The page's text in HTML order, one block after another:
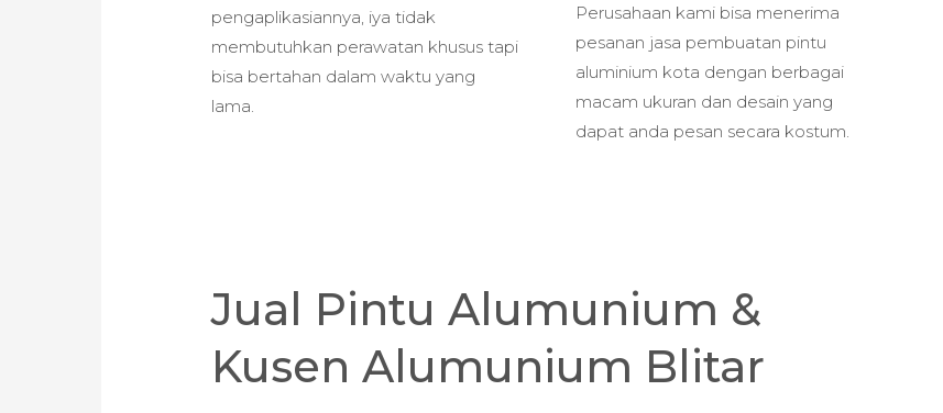
pengaplikasiannya, iya tidak
membutuhkan perawatan khusus tapi
bisa bertahan dalam waktu yang
lama.
Perusahaan kami bisa menerima
pesanan jasa pembuatan pintu
aluminium kota dengan berbagai
macam ukuran dan desain yang
dapat anda pesan secara kostum.
Jual Pintu Alumunium &
Kusen Alumunium Blitar